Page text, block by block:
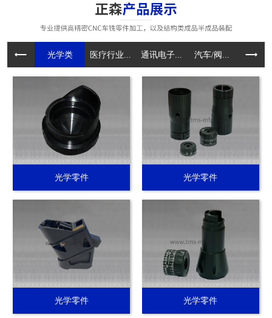
光学类 医疗行业... 通讯电子... 汽车/阀... 电动工
光学零件 光学零件
光学零件 光学零件